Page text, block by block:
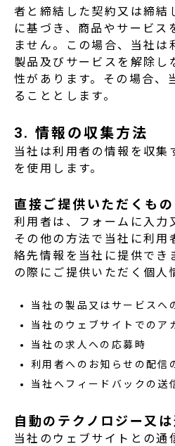
者と締結した契約又は締結
に基づき、商品やサービス
ません。この場合、当社は
製品及びサービスを解除し
性があります。その場合、
ることとします。
3. 情報の収集方法
当社は利用者の情報を収集
を使用します。
直接ご提供いただくもの
利用者は、フォームに入力
その他の方法で当社に利用
絡先情報を当社に提供でき
の際にご提供いただく個人
当社の製品又はサービスへ
当社のウェブサイトでのア
当社の求人への応募時
利用者へのお知らせの配信
当社へフィードバックの送
自動のテクノロジー又
当社のウェブサイトとの通